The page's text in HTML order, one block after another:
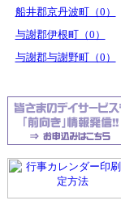
船井郡京丹波町（0）
与謝郡伊根町（0）
与謝郡与謝野町（0）